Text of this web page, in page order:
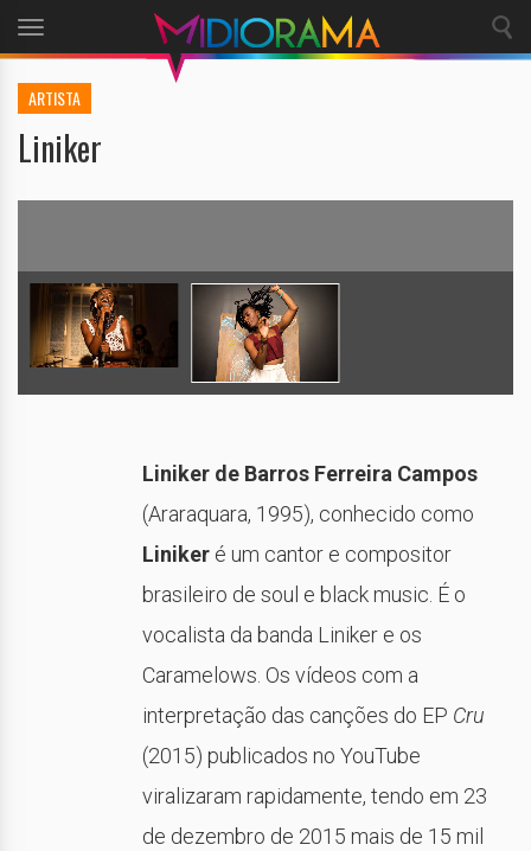
Toggle
navigation
ARTISTA
Liniker
Liniker de Barros Ferreira Campos
(Araraquara, 1995), conhecido como
Linikeré um cantor e compositor
brasileiro de soul e black music. É o
vocalista da banda Liniker e os
Caramelows. Os vídeos com a
interpretação das canções do EP Cru
(2015) publicados no YouTube
viralizaram rapidamente, tendo em 23
de dezembro de 2015 mais de 15 mil